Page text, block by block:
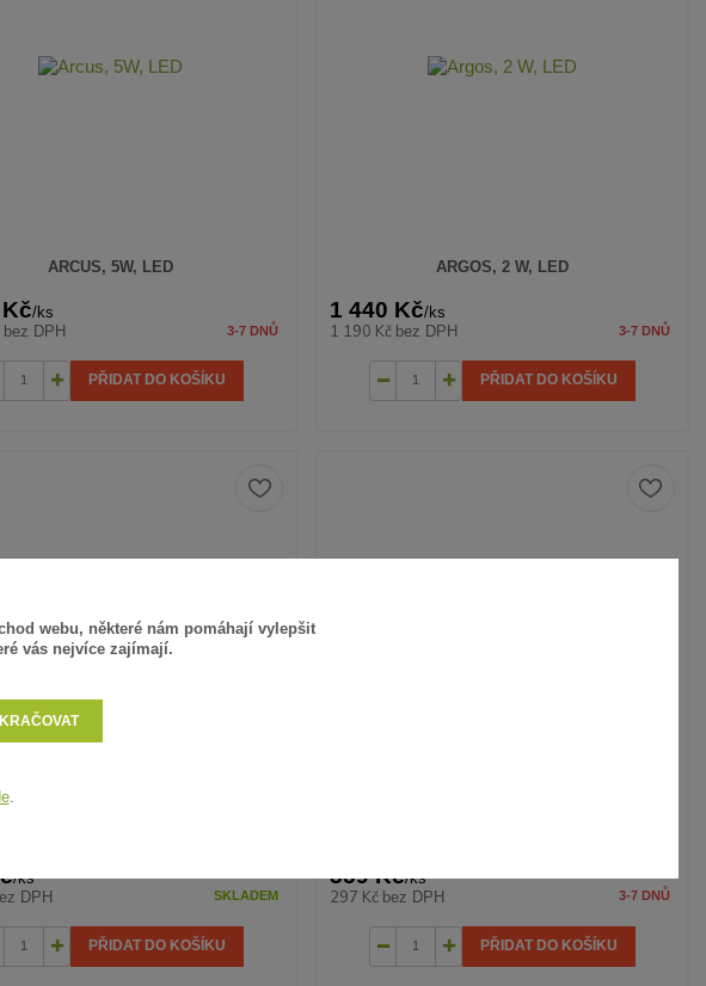
ARCUS, 5W, LED
/ks
bez DPH 3-7 DNŮ
PŘIDAT DO KOŠÍKU
ARGOS, 2 W, LED
1 440 Kč/ks
1 190 Kč bez DPH 3-7 DNŮ
PŘIDAT DO KOŠÍKU
/ks
DPH SKLADEM
PŘIDAT DO KOŠÍKU
359 Kč/ks
297 Kč bez DPH 3-7 DNŮ
PŘIDAT DO KOŠÍKU
webu, některé nám pomáhají vylepšit
vás nejvíce zajímají.
.